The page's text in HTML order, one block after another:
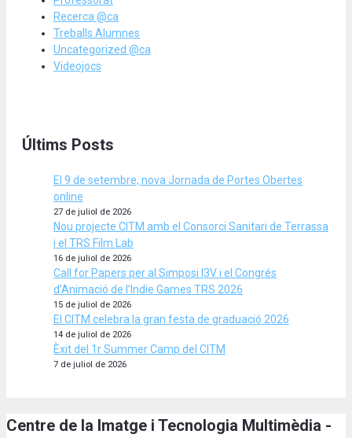
Recerca @ca
Treballs Alumnes
Uncategorized @ca
Videojocs
Últims Posts
El 9 de setembre, nova Jornada de Portes Obertes
online
27 de juliol de 2026
Nou projecte CITM amb el Consorci Sanitari de Terrassa
i el TRS Film Lab
16 de juliol de 2026
Call for Papers per al Simposi I3V i el Congrés
d’Animació de l’Indie Games TRS 2026
15 de juliol de 2026
El CITM celebra la gran festa de graduació 2026
14 de juliol de 2026
Èxit del 1r Summer Camp del CITM
7 de juliol de 2026
Centre de la Imatge i Tecnologia Multimèdia -